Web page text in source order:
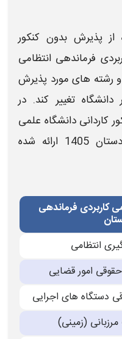
از پذیرشبدون کنکور
فرماندهی انتظامی
رشته هایمورد پذیرش
دانشگاه تغییر کند. در
دانشگاه علمی
1405 ارائه شده
کاربردی فرماندهی
انتظامی
امور قضایی
دستگاه های اجرایی
(زمینی)